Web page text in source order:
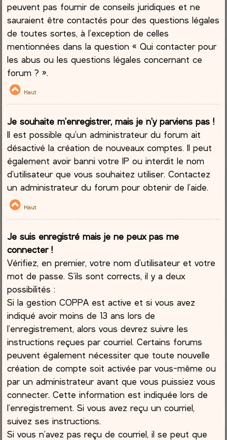
peuvent pas fournir de conseils juridiques et ne
sauraient être contactés pour des questions légales
de toutes sortes, à l’exception de celles
mentionnées dans la question « Qui contacter pour
les abus ou les questions légales concernant ce
forum ? ».
Haut
Je souhaite m’enregistrer, mais je n’y parviens pas !
Il est possible qu’un administrateur du forum ait
désactivé la création de nouveaux comptes. Il peut
également avoir banni votre IP ou interdit le nom
d’utilisateur que vous souhaitez utiliser. Contactez
un administrateur du forum pour obtenir de l’aide.
Haut
Je suis enregistré mais je ne peux pas me
connecter !
Vérifiez, en premier, votre nom d’utilisateur et votre
mot de passe. S’ils sont corrects, il y a deux
possibilités :
Si la gestion COPPA est active et si vous avez
indiqué avoir moins de 13 ans lors de
l’enregistrement, alors vous devrez suivre les
instructions reçues par courriel. Certains forums
peuvent également nécessiter que toute nouvelle
création de compte soit activée par vous-même ou
par un administrateur avant que vous puissiez vous
connecter. Cette information est indiquée lors de
l’enregistrement. Si vous avez reçu un courriel,
suivez ses instructions.
Si vous n’avez pas reçu de courriel, il se peut que